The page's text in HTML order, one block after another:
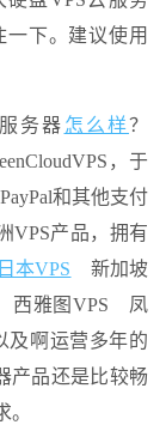
下。建议使用
务器 怎么样？
，于
和其他支付
产品，拥有
日本VPS 新加坡
西雅图VPS 凤
及啊运营多年的
产品还是比较畅